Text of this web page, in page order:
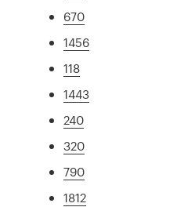
670
1456
118
1443
240
320
790
1812